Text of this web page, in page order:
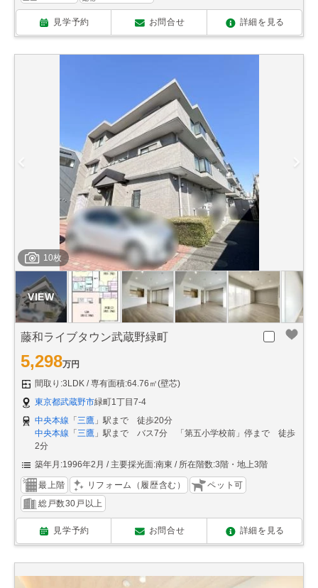
見学予約 お問合せ 詳細を見る
10枚
藤和ライブタウン武蔵野緑町
5,298万円
間取り:3LDK
専有面積:64.76㎡(壁芯)
東京都武蔵野市緑町1丁目7-4
中央本線 「 三鷹 」駅まで 徒歩20分
中央本線 「 三鷹 」駅まで バス7分 「第五小学校前」停まで 徒歩
2分
築年月:1996年2月
主要採光面:南東 所在階数:3階・地上3階
最上階 リフォーム（履歴含む）
ペット可
総戸数30戸以上
見学予約 お問合せ 詳細を見る